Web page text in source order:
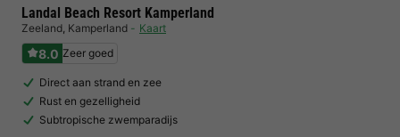
Landal Beach Resort Kamperland
Zeeland, Kamperland Kaart
8.0 Zeer goed
Direct aan strand en zee
Rust en gezelligheid
Subtropische zwemparadijs